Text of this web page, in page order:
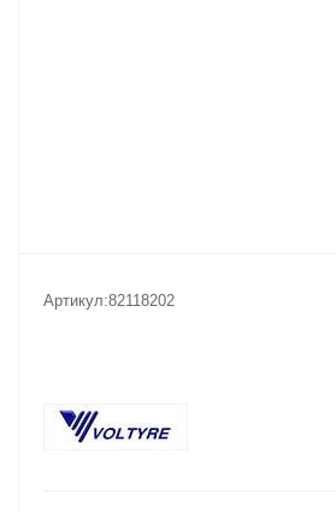
Артикул:82118202